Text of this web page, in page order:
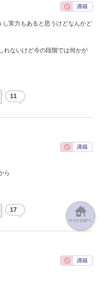
実力もあると思うけどなんかど
れないけど今の段階では何かが
11
ら
17